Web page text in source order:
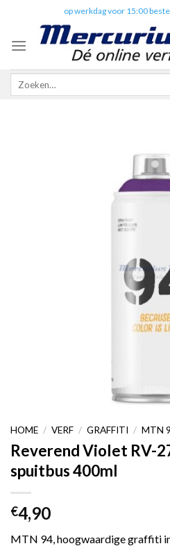
content
op werkdag voor 15:00
Zoeken
HOME / VERF / GRAFFITI / MTN
Reverend Violet RV-
spuitbus 400ml
€4,90
MTN 94, hoogwaardige graffiti